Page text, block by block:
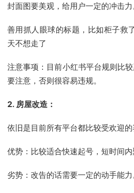
封面图要美观，给用户一定的冲击力
善用抓人眼球的标题，比如柜子救
天不想走了
注意事项：目前小红书平台规则比
要注意，否则很容易违规。
2. 房屋改造：
依旧是目前所有平台都比较受欢迎的
优势：比较适合快速起号，短时间内
劣势：改告的话需要一定的动手能力